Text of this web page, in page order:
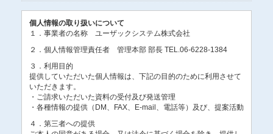
個人情報の取り扱いについて
１．事業者の名称 ユーザックシステム株式会社
２．個人情報管理責任者 管理本部 部長 TEL.06-6228-1384
３．利用目的
提供していただいた個人情報は、下記の目的のために利用させて
いただきます。
・ご請求いただいた資料の受付及び発送管理
・各種情報の提供（DM、FAX、E-mail、電話等）及び、提案活動
４．第三者への提供